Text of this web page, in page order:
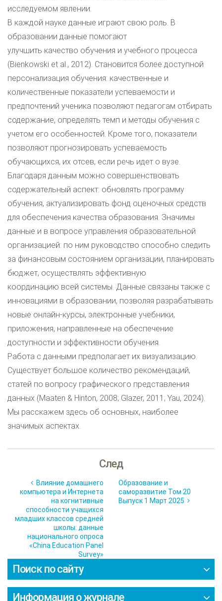
исследуемом явлении.
В каждой науке данные играют свою роль. В
образовании данные помогают
улучшить качество обучения и учебного процесса
(Bienkowski et al., 2012). Становится более доступной
персонализация обучения: качественные и
количественные показатели успеваемости и
предпочтений ученика позволяют педагогам отбирать
содержание, определять темп и методы обучения с
учетом его особенностей. Кроме того, показатели
позволяют прогнозировать успеваемость
обучающихся, их отсев, если речь идет о вузе.
Благодаря данным можно совершенствовать
содержательный аспект: обновлять программу
обучения, актуализировать фонд оценочных средств
для обеспечения качества образования. Значимы
данные и в вопросе управления образовательной
организацией: по ним руководство способно следить
за финансовым состоянием организации, планировать
бюджет, осуществлять эффективную
координацию всей системы. Данные связаны также с
инновациями в образовании, позволяя разрабатывать
новые онлайн-курсы, электронные учебники,
приложения, направленные на обеспечение
доступности и эффективности обучения.
Работа с данными предполагает их визуализацию.
Существует большое количество рекомендаций,
статей по вопросу графического представления
данных (Maaten & Hinton, 2008; Glazer, 2011; Yau, 2024).
Мы расскажем здесь об основных, наиболее
значимых аспектах.
След
Влияние домашнего
компьютера и Интернета
на когнитивные
способности учащихся
младших классов средней
школы: данные
национального опроса
«China Education Panel
Survey»
Образование и
саморазвитие Том 20
Выпуск 1 Март 2025
Поиск по сайту
Информация о журнале